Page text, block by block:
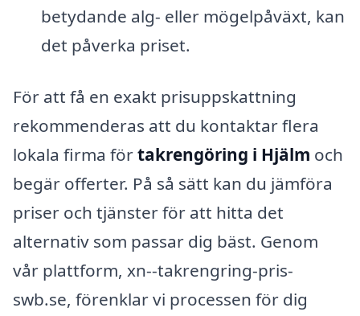
betydande alg- eller mögelpåväxt, kan
det påverka priset.
För att få en exakt prisuppskattning
rekommenderas att du kontaktar flera
lokala firma förtakrengöring i Hjälm och
begär offerter. På så sätt kan du jämföra
priser och tjänster för att hitta det
alternativ som passar dig bäst. Genom
vår plattform, xn--takrengring-pris-
swb.se, förenklar vi processen för dig